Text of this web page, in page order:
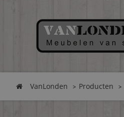
VanLonden Producten